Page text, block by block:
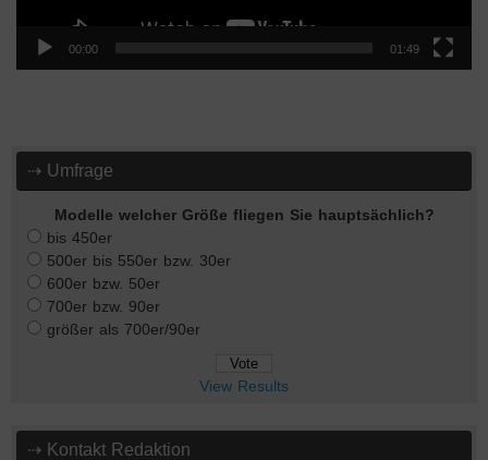
00:00 01:49
⇢ Umfrage
Modelle welcher Größe fliegen Sie hauptsächlich?
bis 450er
500er bis 550er bzw. 30er
600er bzw. 50er
700er bzw. 90er
größer als 700er/90er
View Results
⇢ Kontakt Redaktion